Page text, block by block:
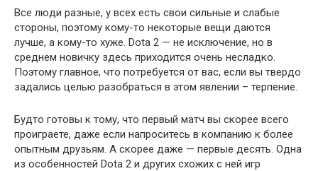
Все люди разные, у всех есть свои сильные и слабые
стороны, поэтому кому-то некоторые вещи даются
лучше, а кому-то хуже. Dota 2 — не исключение, но в
среднем новичку здесь приходится очень несладко.
Поэтому главное, что потребуется от вас, если вы твердо
задались целью разобраться в этом явлении – терпение.
Будто готовы к тому, что первый матч вы скорее всего
проиграете, даже если напроситесь в компанию к более
опытным друзьям. А скорее даже — первые десять. Одна
из особенностей Dota 2 и других схожих с ней игр